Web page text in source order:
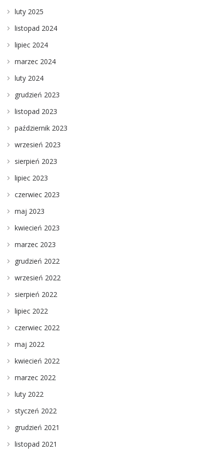
luty 2025
listopad 2024
lipiec 2024
marzec 2024
luty 2024
grudzień 2023
listopad 2023
październik 2023
wrzesień 2023
sierpień 2023
lipiec 2023
czerwiec 2023
maj 2023
kwiecień 2023
marzec 2023
grudzień 2022
wrzesień 2022
sierpień 2022
lipiec 2022
czerwiec 2022
maj 2022
kwiecień 2022
marzec 2022
luty 2022
styczeń 2022
grudzień 2021
listopad 2021